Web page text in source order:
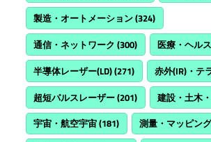
製造・オートメーション(324)
通信・ネットワーク (300) 医療・ヘル
半導体レーザー(LD)(271) 赤外(IR)・テ
超短パルスレーザー(201) 建設・土木
宇宙・航空宇宙(181) 測量・マッピン